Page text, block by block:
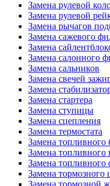
Замена рулевой
Замена рулевой
Замена рычагов
Замена сажевого
Замена
Замена салонного
Замена сальников
Замена свечей
Замена
Замена стартера
Замена ступицы
Замена сцепления
Замена термостата
Замена топливного
Замена топливного
Замена топливного
Замена тормозного